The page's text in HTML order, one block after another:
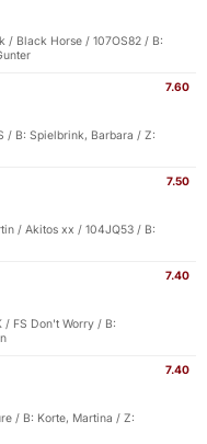
/ Black Horse / 107OS82 / B:
7.60
/ B: Spielbrink, Barbara / Z:
7.50
/ Akitos xx / 104JQ53 / B:
7.40
/ FS Don't Worry / B:
7.40
/ B: Korte, Martina / Z: